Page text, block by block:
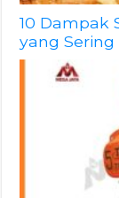
10 Dampak
yang